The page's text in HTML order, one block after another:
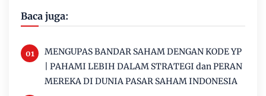
Baca juga:
MENGUPAS BANDAR SAHAM DENGAN KODE YP
| PAHAMI LEBIH DALAM STRATEGI dan PERAN
MEREKA DI DUNIA PASAR SAHAM INDONESIA